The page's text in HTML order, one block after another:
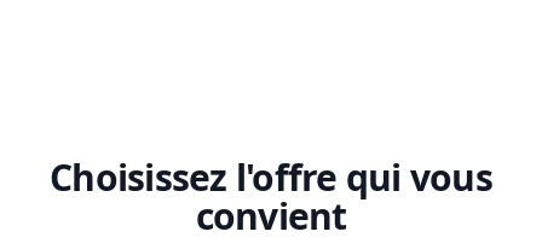
Choisissez l'offre qui vous
convient